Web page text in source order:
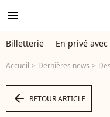
menu
Billetterie En privé avec
Accueil Dernières news Des
arrow_left RETOUR ARTICLE